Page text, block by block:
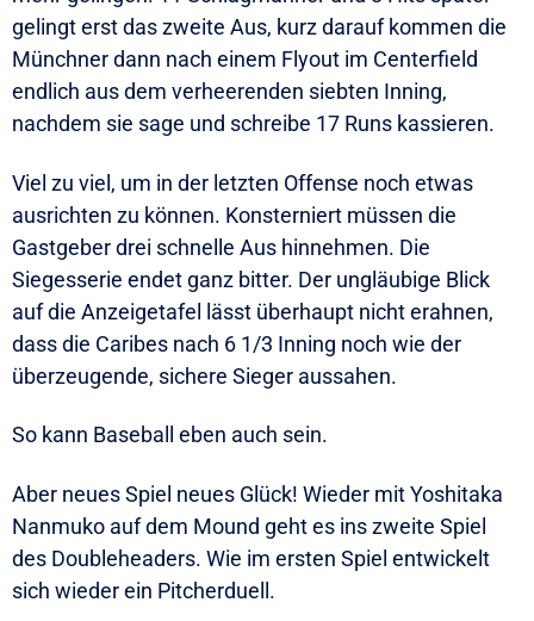
gelingt erst das zweite Aus, kurz darauf kommen die
Münchner dann nach einem Flyout im Centerfield
endlich aus dem verheerenden siebten Inning,
nachdem sie sage und schreibe 17 Runs kassieren.
Viel zu viel, um in der letzten Offense noch etwas
ausrichten zu können. Konsterniert müssen die
Gastgeber drei schnelle Aus hinnehmen. Die
Siegesserie endet ganz bitter. Der ungläubige Blick
auf die Anzeigetafel lässt überhaupt nicht erahnen,
dass die Caribes nach 6 1/3 Inning noch wie der
überzeugende, sichere Sieger aussahen.
So kann Baseball eben auch sein.
Aber neues Spiel neues Glück! Wieder mit Yoshitaka
Nanmuko auf dem Mound geht es ins zweite Spiel
des Doubleheaders. Wie im ersten Spiel entwickelt
sich wieder ein Pitcherduell.